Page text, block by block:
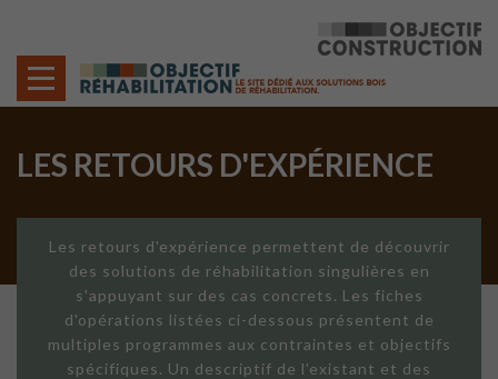
LES RETOURS D'EXPÉRIENCE
Les retours d'expérience permettent de découvrir
des solutions de réhabilitation singulières en
s'appuyant sur des cas concrets. Les fiches
d'opérations listées ci-dessous présentent de
multiples programmes aux contraintes et objectifs
spécifiques. Un descriptif de l'existant et des